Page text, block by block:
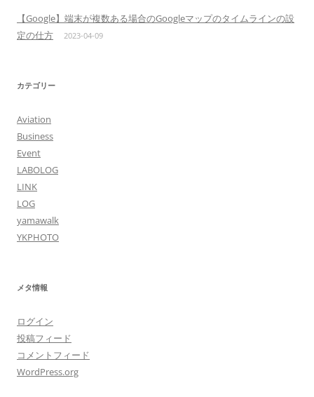
【Google】端末が複数ある場合のGoogleマップのタイムラインの設
定の仕方
2023-04-09
カテゴリー
Aviation
Business
Event
LABOLOG
LINK
LOG
yamawalk
YKPHOTO
メタ情報
ログイン
投稿フィード
コメントフィード
WordPress.org